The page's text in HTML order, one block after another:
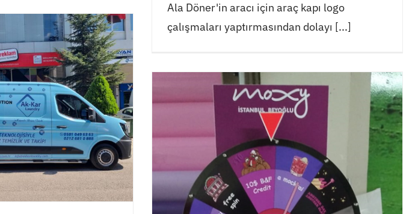
Ala Döner'in aracı için araç kapı logo
çalışmaları yaptırmasından dolayı [...]